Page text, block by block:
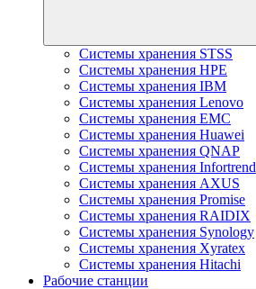
Системы хранения STSS
Системы хранения HPE
Системы хранения IBM
Системы хранения Lenovo
Системы хранения EMC
Системы хранения Huawei
Системы хранения QNAP
Системы хранения Infortrend
Системы хранения AXUS
Системы хранения Promise
Системы хранения RAIDIX
Системы хранения Synology
Системы хранения Xyratex
Системы хранения Hitachi
Рабочие станции